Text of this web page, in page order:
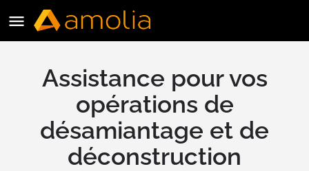
Assistance pour vos
opérations de
désamiantage et de
déconstruction